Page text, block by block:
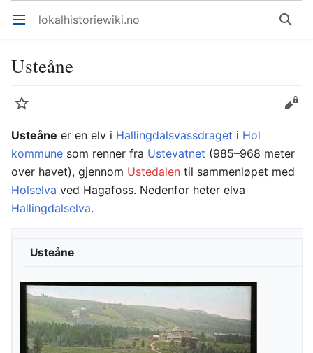
Åpne hovedmenyen lokalhistoriewiki.no Søk
Usteåne
Overvåk
Rediger
Usteåne er en elv i Hallingdalsvassdraget i Hol
kommune som renner fra Ustevatnet (985–968 meter
over havet), gjennom Ustedalen til sammenløpet med
Holselva ved Hagafoss. Nedenfor heter elva
Hallingdalselva.
Usteåne